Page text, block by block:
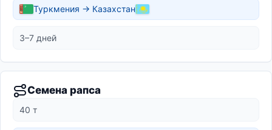
Туркмения → Казахстан
3–7 дней
Семена рапса
40 т